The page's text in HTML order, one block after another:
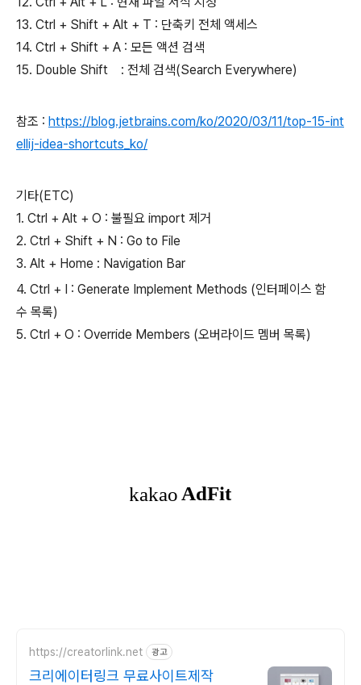
13. Ctrl + Shift + Alt + T : 단축키 전체 액세스
14. Ctrl + Shift + A : 모든 액션 검색
15. Double Shift : 전체 검색(Search Everywhere)
참조 : https://blog.jetbrains.com/ko/2020/03/11/top-15-int
ellij-idea-shortcuts_ko/
기타(ETC)
1. Ctrl + Alt + O : 불필요 import 제거
2. Ctrl + Shift + N : Go to File
3. Alt + Home : Navigation Bar
4. Ctrl + I : Generate Implement Methods (인터페이스 함
수 목록)
5. Ctrl + O : Override Members (오버라이드 멤버 목록)
https://creatorlink.net 광고
크리에이터링크 무료사이트제작